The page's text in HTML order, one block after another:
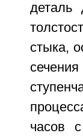
деталь
стыка,
часов